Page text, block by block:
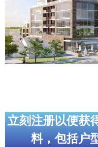
加拿大银行贷款机构
大多伦多交通网络
常用查询工具
为什么移民加拿大
立刻注册以便获
料，包括户